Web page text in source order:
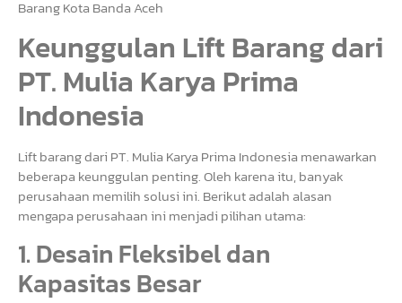
Barang Kota Banda Aceh
Keunggulan Lift Barang dari
PT. Mulia Karya Prima
Indonesia
Lift barang dari PT. Mulia Karya Prima Indonesia menawarkan
beberapa keunggulan penting. Oleh karena itu, banyak
perusahaan memilih solusi ini. Berikut adalah alasan
mengapa perusahaan ini menjadi pilihan utama:
1. Desain Fleksibel dan
Kapasitas Besar